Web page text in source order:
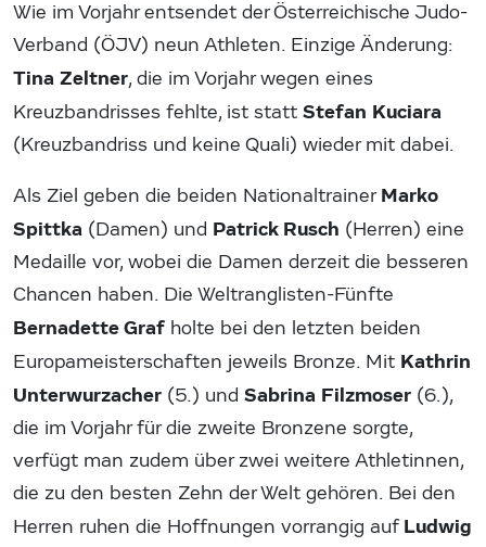
Wie im Vorjahr entsendet der Österreichische Judo-
Verband (ÖJV) neun Athleten. Einzige Änderung:
Tina Zeltner, die im Vorjahr wegen eines
Kreuzbandrisses fehlte, ist statt Stefan Kuciara
(Kreuzbandriss und keine Quali) wieder mit dabei.
Als Ziel geben die beiden NationaltrainerMarko
Spittka (Damen) und Patrick Rusch (Herren) eine
Medaille vor, wobei die Damen derzeit die besseren
Chancen haben. Die Weltranglisten-Fünfte
Bernadette Graf holte bei den letzten beiden
Europameisterschaften jeweils Bronze. Mit Kathrin
Unterwurzacher (5.) und Sabrina Filzmoser (6.),
die im Vorjahr für die zweite Bronzene sorgte,
verfügt man zudem über zwei weitere Athletinnen,
die zu den besten Zehn der Welt gehören. Bei den
Herren ruhen die Hoffnungen vorrangig aufLudwig